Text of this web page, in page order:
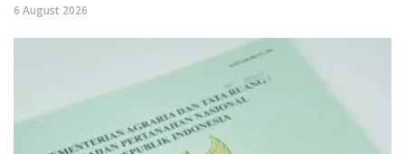
6 August 2026